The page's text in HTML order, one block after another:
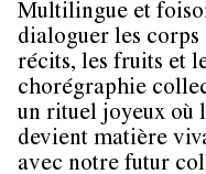
Multilingue et
dialoguer les corps
récits, les fruits et
chorégraphie
un rituel joyeux où
devient matière
avec notre futur